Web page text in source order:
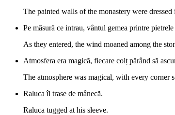
The painted walls of the monastery were
Pe măsură ce intrau, vântul gemea printre
As they entered, the wind moaned among the
Atmosfera era magică, fiecare colț părând să
The atmosphere was magical, with every corner
Raluca îl trase de mânecă.
Raluca tugged at his sleeve.